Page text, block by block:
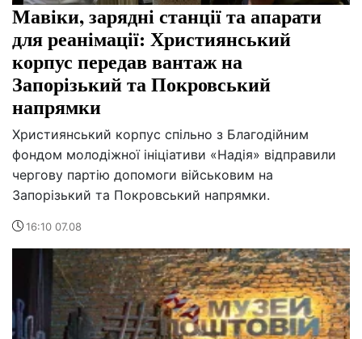
Мавіки, зарядні станції та апарати
для реанімації: Християнський
корпус передав вантаж на
Запорізький та Покровський
напрямки
Християнський корпус спільно з Благодійним
фондом молодіжної ініціативи «Надія» відправили
чергову партію допомоги військовим на
Запорізький та Покровський напрямки.
16:10 07.08